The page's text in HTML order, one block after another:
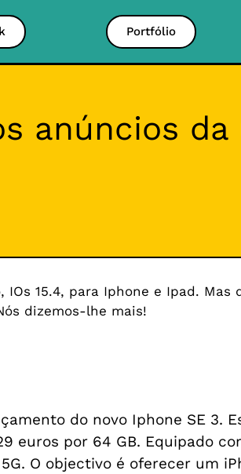
Portfólio
anúncios
15.4, para Iphone e Ipad. Mas
dizemos-lhe mais!
do novo Iphone SE 3.
euros por 64 GB. Equipado
O objectivo é oferecer um